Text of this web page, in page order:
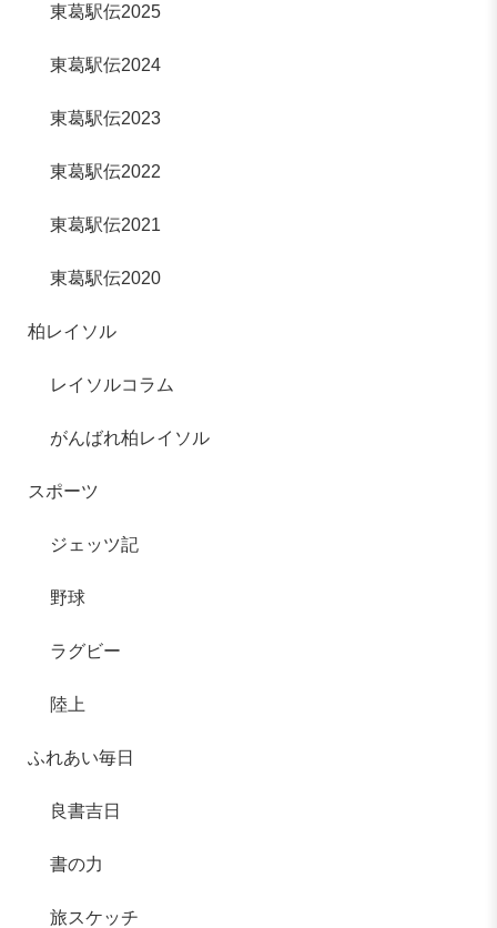
東葛駅伝2025
東葛駅伝2024
東葛駅伝2023
東葛駅伝2022
東葛駅伝2021
東葛駅伝2020
柏レイソル
レイソルコラム
がんばれ柏レイソル
スポーツ
ジェッツ記
野球
ラグビー
陸上
ふれあい毎日
良書吉日
書の力
旅スケッチ